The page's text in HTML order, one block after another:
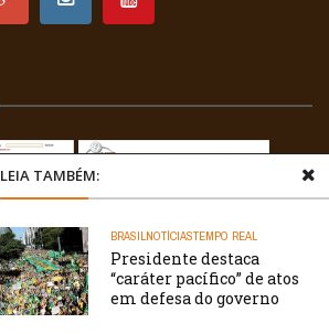
LEIA TAMBÉM:
BRASILNOTÍCIASTEMPO REAL
Presidente destaca
“caráter pacífico” de atos
em defesa do governo